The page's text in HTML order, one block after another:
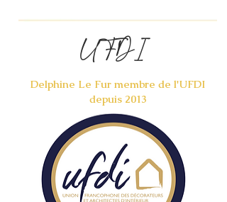
UFDI
Delphine Le Fur membre de l'UFDI
depuis 2013